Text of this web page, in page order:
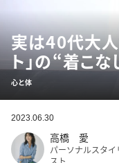
実は40代大
ト」の“着こ
心と体
2023.06.30
高橋 愛
パーソナルスタ
スト